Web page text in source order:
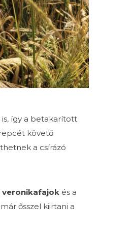
így a betakarított
követő
a csírázó
veronikafajokés a
ősszel kiirtani a